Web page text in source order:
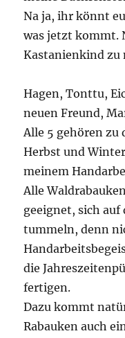
Na ja, ihr könnt
was jetzt kommt.
Kastanienkind zu
Hagen, Tonttu,
neuen Freund,
Alle 5 gehören zu
Herbst und
meinem
Alle
geeignet, sich auf
tummeln, denn
die
fertigen.
Dazu kommt
Rabauken auch